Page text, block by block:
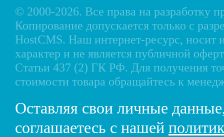
© 2000-2026. Все права на разработку
Копирование допускается только с
HostCMS. Наш интернет-ресурс,
характер и не является публичной
Статьи 437 (2) ГК РФ. Для получения
стоимости товара обращайтесь к
Оставляя свои личные
соглашаетесь с нашей